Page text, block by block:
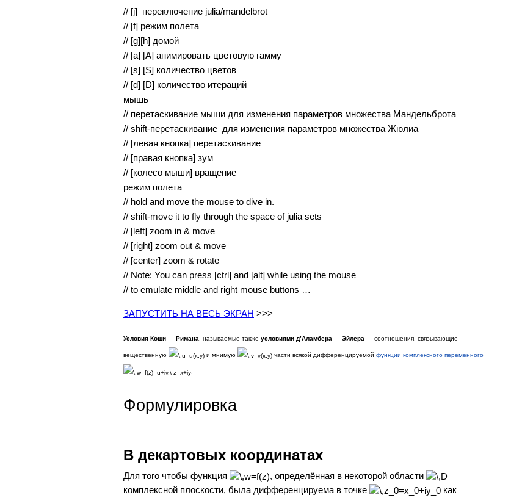
// [j] переключение julia/mandelbrot
// [f] режим полета
// [g][h] домой
// [a] [A] анимировать цветовую гамму
// [s] [S] количество цветов
// [d] [D] количество итераций
мышь
// перетаскивание мыши для изменения параметров множества Мандельброта
// shift-перетаскивание для изменения параметров множества Жюлиа
// [левая кнопка] перетаскивание
// [правая кнопка] зум
// [колесо мыши] вращение
режим полета
// hold and move the mouse to dive in.
// shift-move it to fly through the space of julia sets
// [left] zoom in & move
// [right] zoom out & move
// [center] zoom & rotate
// Note: You can press [ctrl] and [alt] while using the mouse
// to emulate middle and right mouse buttons …
ЗАПУСТИТЬ НА ВЕСЬ ЭКРАН >>>
Условия Коши — Римана , называемые также условиями д’Аламбера — Эйлера — соотношения, связывающие
вещественную и мнимую части всякой дифференцируемой функции комплексного переменного
Формулировка
В декартовых координатах
Для того чтобы функция
, определённая в некоторой области
комплексной плоскости, была дифференцируема в точке
как